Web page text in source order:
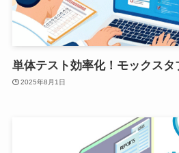
単体テスト効率化！モックス
2025年8月1日